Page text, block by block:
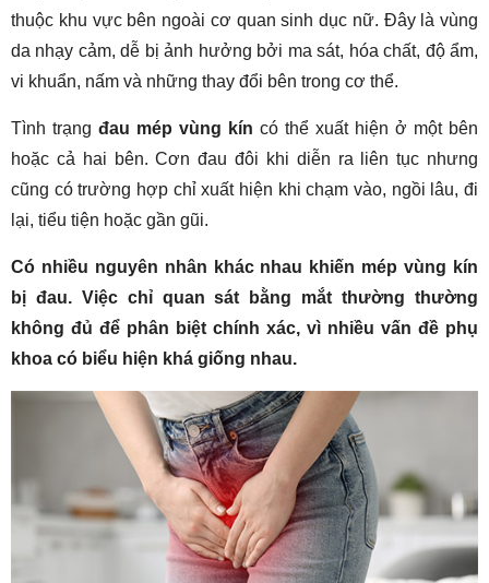
thuộc khu vực bên ngoài cơ quan sinh dục nữ. Đây là vùng
da nhạy cảm, dễ bị ảnh hưởng bởi ma sát, hóa chất, độ ẩm,
vi khuẩn, nấm và những thay đổi bên trong cơ thể.
Tình trạng đau mép vùng kín có thể xuất hiện ở một bên
hoặc cả hai bên. Cơn đau đôi khi diễn ra liên tục nhưng
cũng có trường hợp chỉ xuất hiện khi chạm vào, ngồi lâu, đi
lại, tiểu tiện hoặc gần gũi.
Có nhiều nguyên nhân khác nhau khiến mép vùng kín
bị đau. Việc chỉ quan sát bằng mắt thường thường
không đủ để phân biệt chính xác, vì nhiều vấn đề phụ
khoa có biểu hiện khá giống nhau.